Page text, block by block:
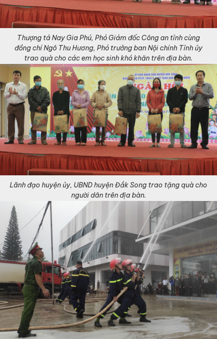
Thượng tá Nay Gia Phú, Phó Giám đốc Công an tỉnh cùng
đồng chí Ngô Thu Hương, Phó trưởng ban Nội chính Tỉnh ủy
trao quà cho các em học sinh khó khăn trên địa bàn.
Lãnh đạo huyện ủy, UBND huyện Đắk Song trao tặng quà cho
người dân trên địa bàn.